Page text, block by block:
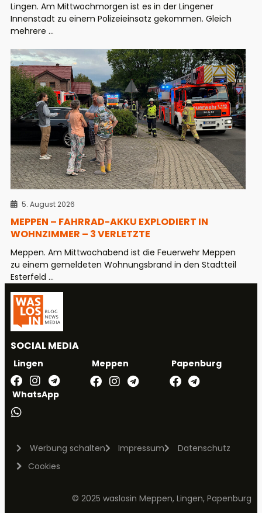
Lingen. Am Mittwochmorgen ist es in der Lingener
Innenstadt zu einem Polizeieinsatz gekommen. Gleich
mehrere ...
5. August 2026
MEPPEN – FAHRRAD-AKKU EXPLODIERT IN
WOHNZIMMER – 3 VERLETZTE
Meppen. Am Mittwochabend ist die Feuerwehr Meppen
zu einem gemeldeten Wohnungsbrand in den Stadtteil
Esterfeld ...
SOCIAL MEDIA
Lingen Meppen Papenburg
WhatsApp
Werbung schalten Impressum
Datenschutz
Cookies
© 2025 waslosin Meppen, Lingen, Papenburg